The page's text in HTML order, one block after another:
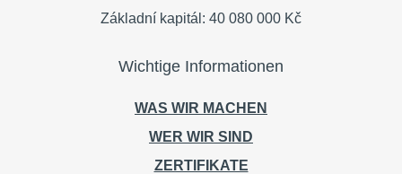
Základní kapitál: 40 080 000 Kč
Wichtige Informationen
WAS WIR MACHEN
WER WIR SIND
ZERTIFIKATE